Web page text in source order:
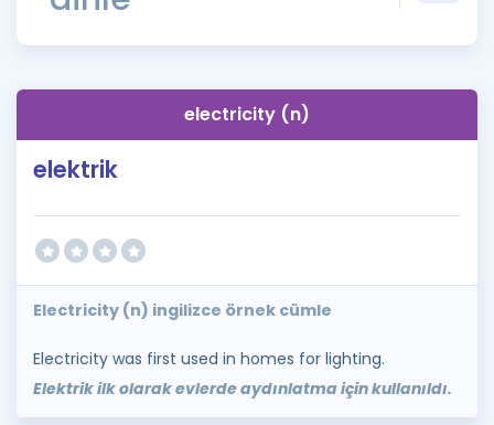
ÖSYM Sınav Takvimi
İngilizce Gramer
electricity (n)
elektrik
Electricity (n) ingilizce örnek cümle
Electricity was first used in homes for lighting.
Elektrik ilk olarak evlerde aydınlatma için kullanıldı.